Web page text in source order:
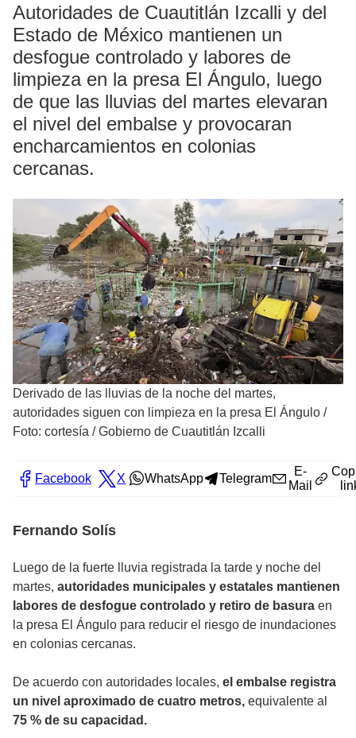
Autoridades de Cuautitlán Izcalli y del
Estado de México mantienen un
desfogue controlado y labores de
limpieza en la presa El Ángulo, luego
de que las lluvias del martes elevaran
el nivel del embalse y provocaran
encharcamientos en colonias
cercanas.
Derivado de las lluvias de la noche del martes,
autoridades siguen con limpieza en la presa El Ángulo /
Foto: cortesía / Gobierno de Cuautitlán Izcalli
Facebook X WhatsApp Telegram
E-
Mail
Fernando Solís
Luego de la fuerte lluvia registrada la tarde y noche del
martes, autoridades municipales y estatales mantienen
labores de desfogue controlado y retiro de basura en
la presa El Ángulo para reducir el riesgo de inundaciones
en colonias cercanas.
De acuerdo con autoridades locales, el embalse registra
un nivel aproximado de cuatro metros, equivalente al
75 % de su capacidad.